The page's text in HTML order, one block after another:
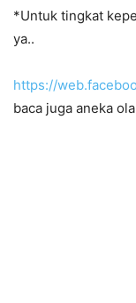
*Untuk tingkat
ya..
https://
baca juga aneka